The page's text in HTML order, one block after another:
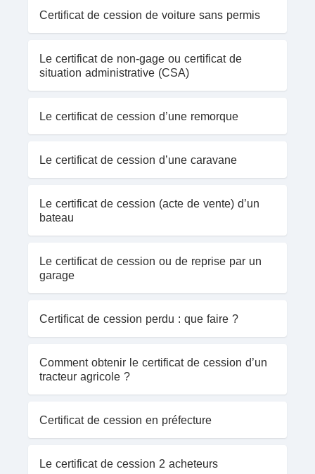
Certificat de cession de voiture sans permis
Le certificat de non-gage ou certificat de
situation administrative (CSA)
Le certificat de cession d’une remorque
Le certificat de cession d’une caravane
Le certificat de cession (acte de vente) d’un
bateau
Le certificat de cession ou de reprise par un
garage
Certificat de cession perdu : que faire ?
Comment obtenir le certificat de cession d’un
tracteur agricole ?
Certificat de cession en préfecture
Le certificat de cession 2 acheteurs